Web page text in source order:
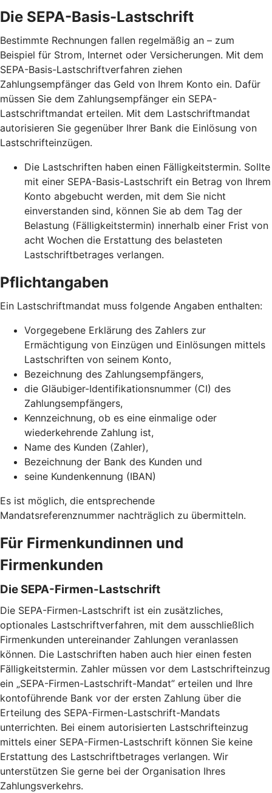
Die SEPA-Basis-Lastschrift
Bestimmte Rechnungen fallen regelmäßig an – zum
Beispiel für Strom, Internet oder Versicherungen. Mit dem
SEPA-Basis-Lastschriftverfahren ziehen
Zahlungsempfänger das Geld von Ihrem Konto ein. Dafür
müssen Sie dem Zahlungsempfänger ein SEPA-
Lastschriftmandat erteilen. Mit dem Lastschriftmandat
autorisieren Sie gegenüber Ihrer Bank die Einlösung von
Lastschrifteinzügen.
Die Lastschriften haben einen Fälligkeitstermin. Sollte
mit einer SEPA-Basis-Lastschrift ein Betrag von Ihrem
Konto abgebucht werden, mit dem Sie nicht
einverstanden sind, können Sie ab dem Tag der
Belastung (Fälligkeitstermin) innerhalb einer Frist von
acht Wochen die Erstattung des belasteten
Lastschriftbetrages verlangen.
Pflichtangaben
Ein Lastschriftmandat muss folgende Angaben enthalten:
Vorgegebene Erklärung des Zahlers zur
Ermächtigung von Einzügen und Einlösungen mittels
Lastschriften von seinem Konto,
Bezeichnung des Zahlungsempfängers,
die Gläubiger-Identifikationsnummer (CI) des
Zahlungsempfängers,
Kennzeichnung, ob es eine einmalige oder
wiederkehrende Zahlung ist,
Name des Kunden (Zahler),
Bezeichnung der Bank des Kunden und
seine Kundenkennung (IBAN)
Es ist möglich, die entsprechende
Mandatsreferenznummer nachträglich zu übermitteln.
Für Firmenkundinnen und
Firmenkunden
Die SEPA-Firmen-Lastschrift
Die SEPA-Firmen-Lastschrift ist ein zusätzliches,
optionales Lastschriftverfahren, mit dem ausschließlich
Firmenkunden untereinander Zahlungen veranlassen
können. Die Lastschriften haben auch hier einen festen
Fälligkeitstermin. Zahler müssen vor dem Lastschrifteinzug
ein „SEPA-Firmen-Lastschrift-Mandat” erteilen und Ihre
kontoführende Bank vor der ersten Zahlung über die
Erteilung des SEPA-Firmen-Lastschrift-Mandats
unterrichten. Bei einem autorisierten Lastschrifteinzug
mittels einer SEPA-Firmen-Lastschrift können Sie keine
Erstattung des Lastschriftbetrages verlangen. Wir
unterstützen Sie gerne bei der Organisation Ihres
Zahlungsverkehrs.